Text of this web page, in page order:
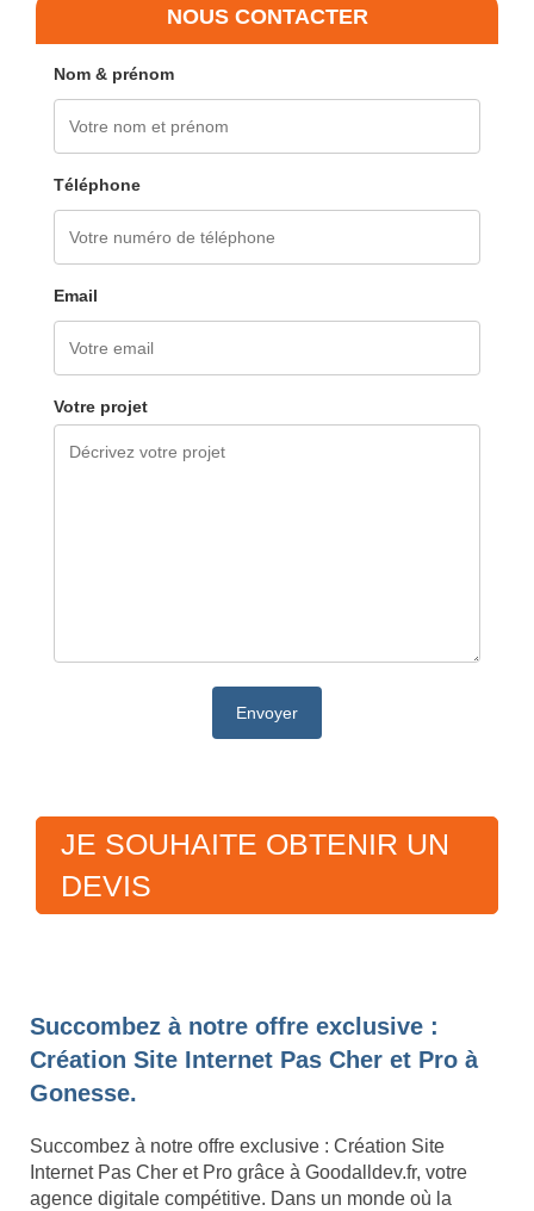
NOUS CONTACTER
Nom & prénom
Téléphone
Email
Votre projet
JE SOUHAITE OBTENIR UN
DEVIS
Succombez à notre offre exclusive :
Création Site Internet Pas Cher et Pro à
Gonesse.
Succombez à notre offre exclusive : Création Site
Internet Pas Cher et Pro grâce à Goodalldev.fr, votre
agence digitale compétitive. Dans un monde où la